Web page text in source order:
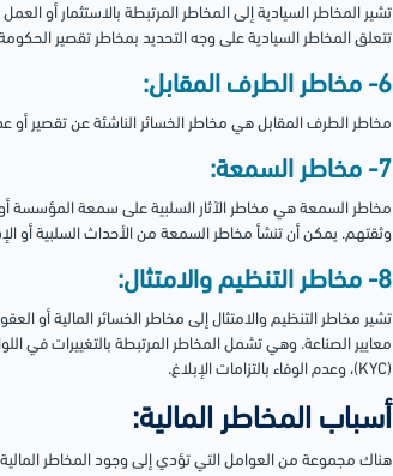
تشير المخاطر السيادية إلى المخاطر المرتبطة بالاستثمار أو
تتعلق المخاطر السيادية على وجه التحديد بمخاطر تقصير الحكومة
6- مخاطر الطرف المقابل:
مخاطر الطرف المقابل هي مخاطر الخسائر الناشئة عن تقصير
7- مخاطر السمعة:
مخاطر السمعة هي مخاطر الآثار السلبية على سمعة المؤسسة أو
وثقتهم. يمكن أن تنشأ مخاطر السمعة من الأحداث السلبية أو
8- مخاطر التنظيم والامتثال:
تشير مخاطر التنظيم والامتثال إلى مخاطر الخسائر المالية أو
(KYC)، وعدم الوفاء بالتزامات الإبلاغ.
أسباب المخاطر المالية:
هناك مجموعة من العوامل التي تؤدي إلى وجود المخاطر المالية